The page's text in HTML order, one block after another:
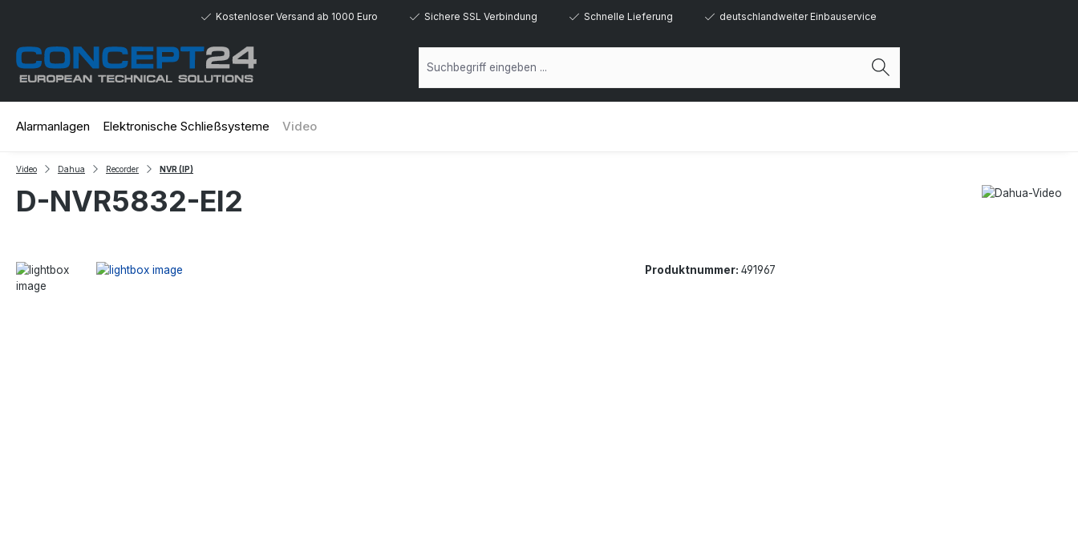
Kostenloser Versand ab 1000 Euro Sichere SSL Verbindung Schnelle Lieferung deutschlandweiter Einbauservice
Alarmanlagen Elektronische Schließsysteme Video
Video Dahua Recorder NVR (IP)
D-NVR5832-EI2
Produktnummer: 491967